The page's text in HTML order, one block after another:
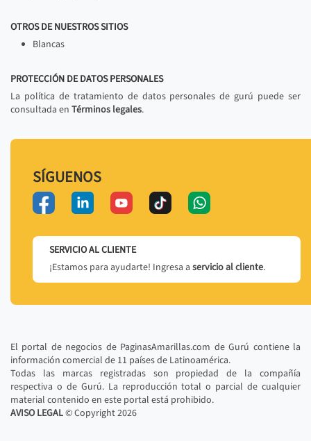
OTROS DE NUESTROS SITIOS
Blancas
PROTECCIÓN DE DATOS PERSONALES
La política de tratamiento de datos personales de gurú puede ser
consultada en Términos legales.
SÍGUENOS
SERVICIO AL CLIENTE
¡Estamos para ayudarte! Ingresa a servicio al cliente.
El portal de negocios de PaginasAmarillas.com de Gurú contiene la
información comercial de 11 países de Latinoamérica.
Todas las marcas registradas son propiedad de la compañía
respectiva o de Gurú. La reproducción total o parcial de cualquier
material contenido en este portal está prohibido.
AVISO LEGAL© Copyright2026